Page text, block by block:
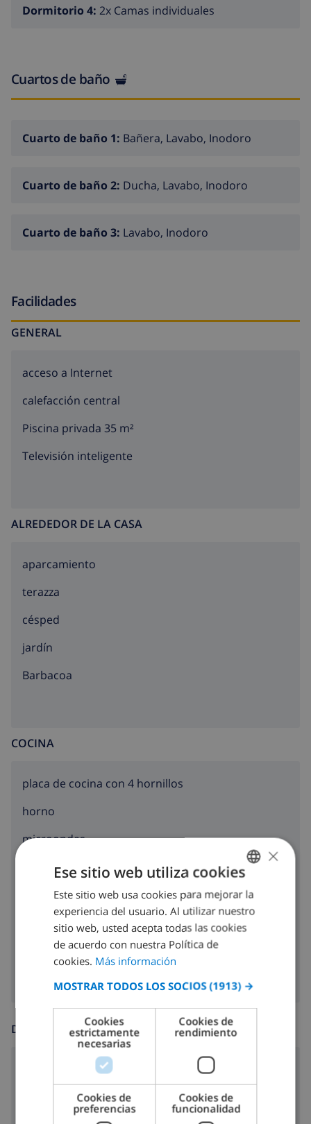
Dormitorio 4: 2x Camas individuales
Cuartos de baño
Cuarto de baño 1: Bañera, Lavabo, Inodoro
Cuarto de baño 2: Ducha, Lavabo, Inodoro
Cuarto de baño 3: Lavabo, Inodoro
Facilidades
GENERAL
acceso a Internet
calefacción central
Piscina privada 35 m²
Televisión inteligente
ALREDEDOR DE LA CASA
aparcamiento
terazza
césped
jardín
barbacoa
COCINA
placa de cocina con 4 hornillos
horno
microondas
nevera
congelador
lavavajillas
lavadora
DIVERSIÓN
reproductor de DVD
Satélite televisión
SPANISH
DUTCH
FRENCH
GERMAN
CATALAN
ITALIAN
DANISH
×
Ese sitio web utiliza cookies
Este sitio web usa cookies para mejorar la
experiencia del usuario. Al utilizar nuestro
sitio web, usted acepta todas las cookies
de acuerdo con nuestra Política de
cookies. Más información
MOSTRAR TODOS LOS SOCIOS (1913) →
Cookies
estrictamente
necesarias
Cookies de
rendimiento
Cookies de
preferencias
Cookies de
funcionalidad